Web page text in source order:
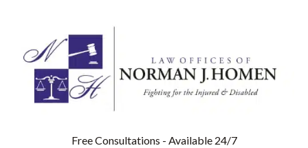
Free Consultations - Available 24/7